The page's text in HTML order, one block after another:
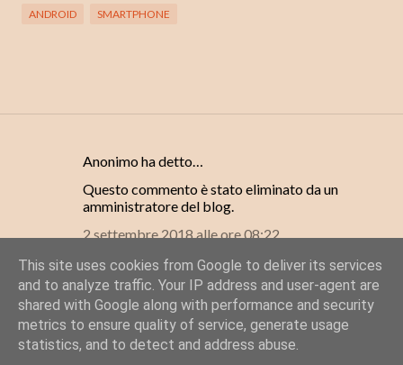
ANDROID SMARTPHONE
e
n
t
i
Anonimo ha detto…
Questo commento è stato eliminato da un
amministratore del blog.
2 settembre 2018 alle ore 08:22
Posta un commento
This site uses cookies from Google to deliver its services
and to analyze traffic. Your IP address and user-agent are
shared with Google along with performance and security
metrics to ensure quality of service, generate usage
statistics, and to detect and address abuse.